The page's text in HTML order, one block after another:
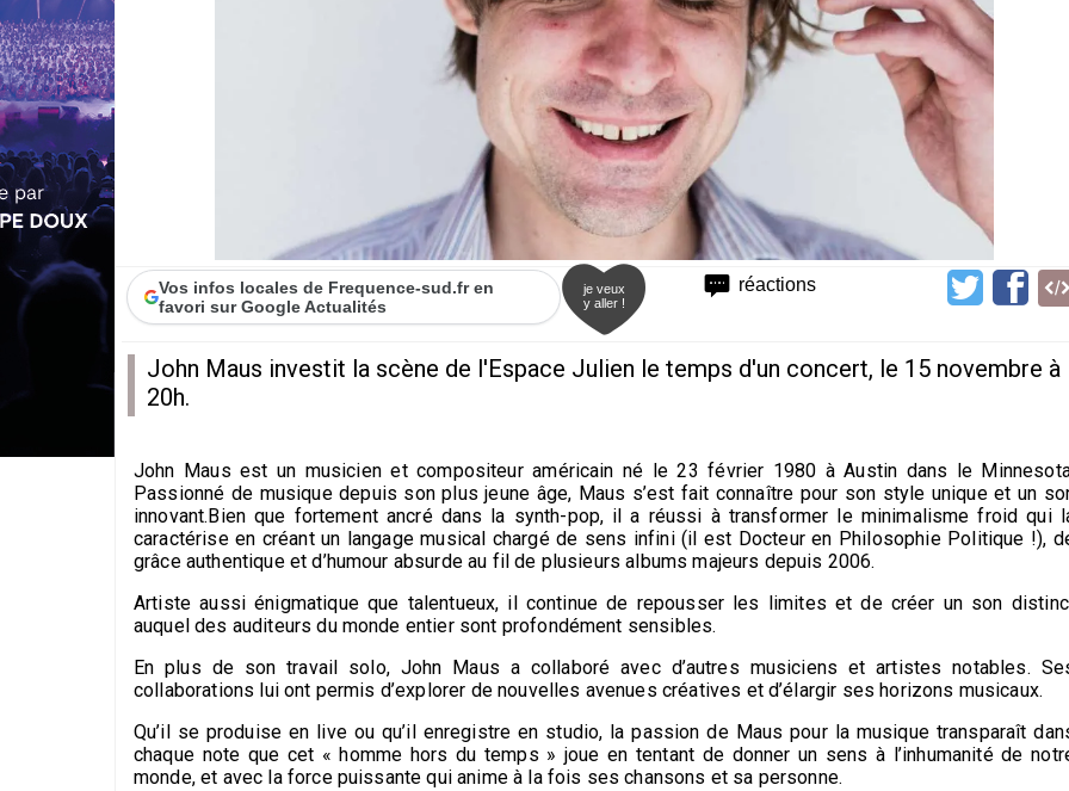
réactions
Vos infos locales de Frequence-sud.fr en
favori sur Google Actualités
je veux
y aller !
John Maus investit la scène de l'Espace Julien le temps d'un concert, le 15 novembre à
20h.
John Maus est un musicien et compositeur américain né le 23 février 1980 à Austin dans le
Passionné de musique depuis son plus jeune âge, Maus s’est fait connaître pour son style unique et un
innovant.Bien que fortement ancré dans la synth-pop, il a réussi à transformer le minimalisme froid qui
caractérise en créant un langage musical chargé de sens infini (il est Docteur en Philosophie Politique !),
grâce authentique et d’humour absurde au fil de plusieurs albums majeurs depuis 2006.
Artiste aussi énigmatique que talentueux, il continue de repousser les limites et de créer un son
auquel des auditeurs du monde entier sont profondément sensibles.
En plus de son travail solo, John Maus a collaboré avec d’autres musiciens et artistes notables.
collaborations lui ont permis d’explorer de nouvelles avenues créatives et d’élargir ses horizons musicaux.
Qu’il se produise en live ou qu’il enregistre en studio, la passion de Maus pour la musique transparaît
chaque note que cet « homme hors du temps » joue en tentant de donner un sens à l’inhumanité de
monde, et avec la force puissante qui anime à la fois ses chansons et sa personne.